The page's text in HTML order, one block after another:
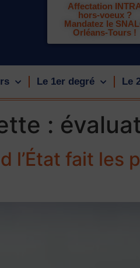
Affectation
hors-voeux ?
Mandatez le
Orléans-Tours !
Le 1er degré Le
:
l’État fait les